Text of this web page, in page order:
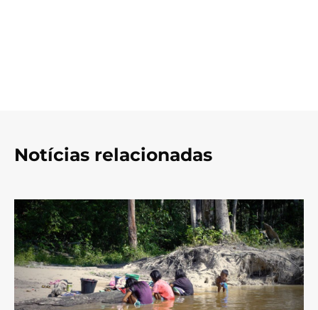
Notícias relacionadas